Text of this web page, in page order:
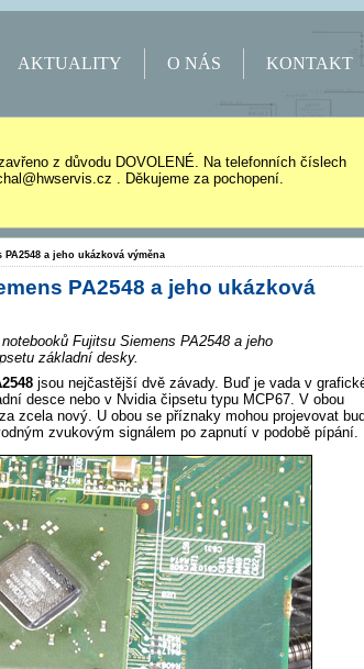
AKTUALITY O NÁS KONTAKT
z důvodu DOVOLENÉ. Na telefonních číslech
. Děkujeme za pochopení.
a jeho ukázková výměna
PA2548 a jeho ukázková
Fujitsu Siemens PA2548 a jeho
základní desky.
jsou nejčastější dvě závady. Buď je vada v
desce nebo v Nvidia čipsetu typu MCP67. V obou
zcela nový. U obou se příznaky mohou projevovat
zvukovým signálem po zapnutí v podobě pípání.